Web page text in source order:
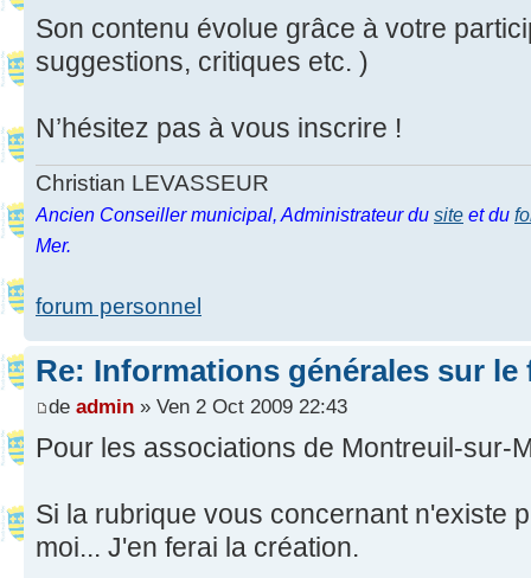
Son contenu évolue grâce à votre
suggestions, critiques etc. )
N’hésitez pas à vous inscrire !
Christian LEVASSEUR
Ancien Conseiller municipal, Administrateur du site et du
Mer.
forum personnel
Re: Informations générales sur le
de admin » Ven 2 Oct 2009 22:43
Pour les associations de Montreuil-sur-
Si la rubrique vous concernant n'existe
moi... J'en ferai la création.